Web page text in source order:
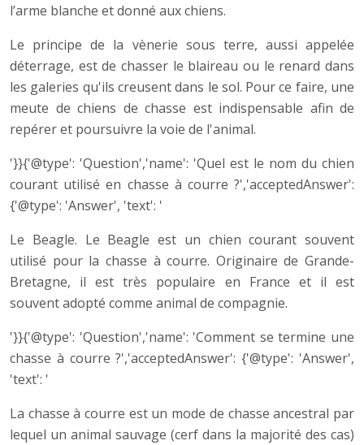
l’arme blanche et donné aux chiens.
Le principe de la vènerie sous terre, aussi appelée
déterrage, est de chasser le blaireau ou le renard dans
les galeries qu'ils creusent dans le sol. Pour ce faire, une
meute de chiens de chasse est indispensable afin de
repérer et poursuivre la voie de l'animal.
'}}{'@type': 'Question','name': 'Quel est le nom du chien
courant utilisé en chasse à courre ?','acceptedAnswer':
{'@type': 'Answer', 'text': '
Le Beagle. Le Beagle est un chien courant souvent
utilisé pour la chasse à courre. Originaire de Grande-
Bretagne, il est très populaire en France et il est
souvent adopté comme animal de compagnie.
'}}{'@type': 'Question','name': 'Comment se termine une
chasse à courre ?','acceptedAnswer': {'@type': 'Answer',
'text': '
La chasse à courre est un mode de chasse ancestral par
lequel un animal sauvage (cerf dans la majorité des cas)